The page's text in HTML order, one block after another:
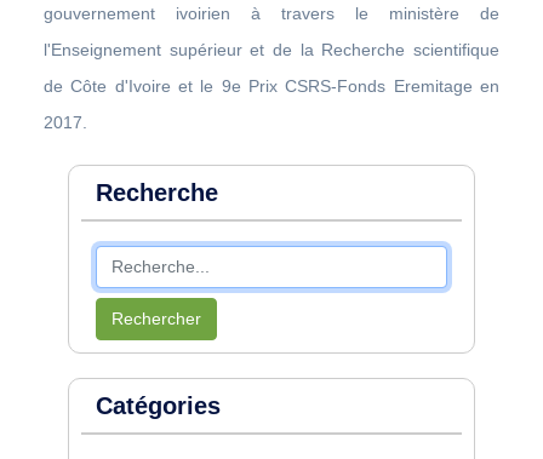
gouvernement ivoirien à travers le ministère de
l'Enseignement supérieur et de la Recherche scientifique
de Côte d'Ivoire et le 9e Prix CSRS-Fonds Eremitage en
2017.
Recherche
Rechercher
Catégories